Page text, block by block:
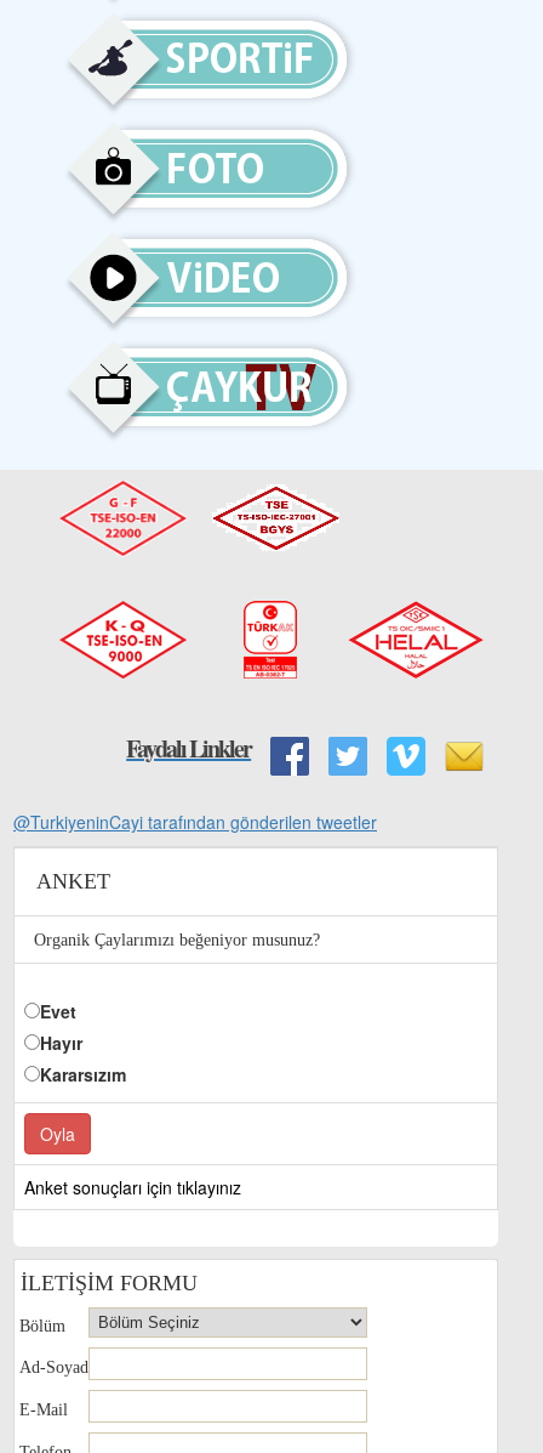
Faydalı Linkler
@TurkiyeninCayi tarafından gönderilen tweetler
ANKET
Organik Çaylarımızı beğeniyor musunuz?
Evet
Hayır
Kararsızım
Anket sonuçları için tıklayınız
İLETİŞİM FORMU
Bölüm
Ad-Soyad
E-Mail